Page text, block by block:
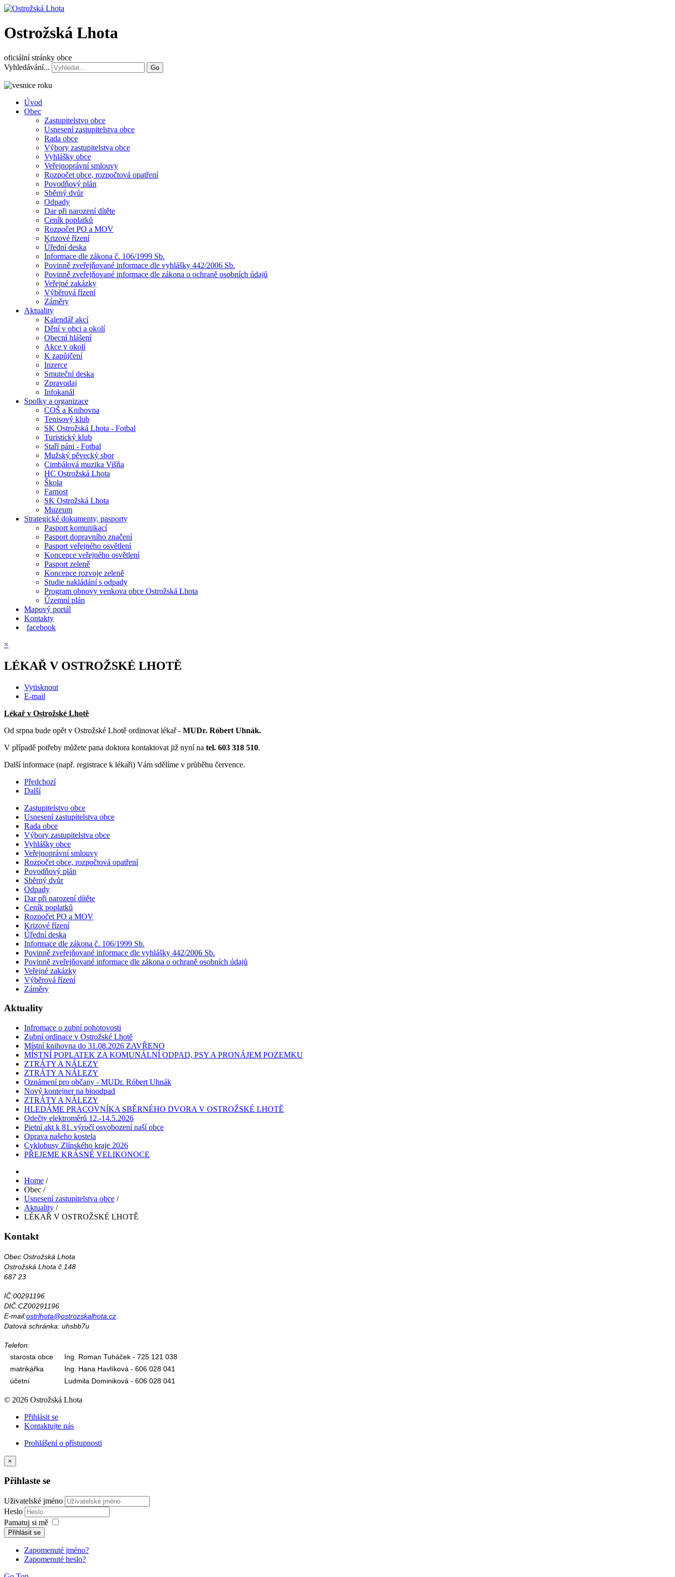
Ostrožská Lhota
oficiální stránky obce
Vyhledávání...
Go
Úvod
Obec
Zastupitelstvo obce
Usnesení zastupitelstva obce
Rada obce
Výbory zastupitelstva obce
Vyhlášky obce
Veřejnoprávní smlouvy
Rozpočet obce, rozpočtová opatření
Povodňový plán
Sběrný dvůr
Odpady
Dar při narození dítěte
Ceník poplatků
Rozpočet PO a MOV
Krizové řízení
Úřední deska
Informace dle zákona č. 106/1999 Sb.
Povinně zveřejňované informace dle vyhlášky 442/2006 Sb.
Povinně zveřejňované informace dle zákona o ochraně osobních údajů
Veřejné zakázky
Výběrová řízení
Záměry
Aktuality
Kalendář akcí
Dění v obci a okolí
Obecní hlášení
Akce v okolí
K zapůjčení
Inzerce
Smuteční deska
Zpravodaj
Infokanál
Spolky a organizace
COŠ a Knihovna
Tenisový klub
SK Ostrožská Lhota - Fotbal
Turistický klub
Staří páni - Fotbal
Mužský pěvecký sbor
Cimbálová muzika Višňa
HC Ostrožská Lhota
Škola
Farnost
SK Ostrožská Lhota
Muzeum
Strategické dokumenty, pasporty
Pasport komunikací
Pasport dopravního značení
Pasport veřejného osvětlení
Koncepce veřejného osvětlení
Pasport zeleně
Koncepce rozvoje zeleně
Studie nakládání s odpady
Program obnovy venkova obce Ostrožská Lhota
Územní plán
Mapový portál
Kontakty
facebook
×
LÉKAŘ V OSTROŽSKÉ LHOTĚ
Vytisknout
E-mail
Lékař v Ostrožské Lhotě
Od srpna bude opět v Ostrožské Lhotě ordinovat lékař - MUDr. Róbert Uhnák.
V případě potřeby můžete pana doktora kontaktovat již nyní na tel. 603 318 510.
Další informace (např. registrace k lékaři) Vám sdělíme v průběhu července.
Předchozí
Další
Zastupitelstvo obce
Usnesení zastupitelstva obce
Rada obce
Výbory zastupitelstva obce
Vyhlášky obce
Veřejnoprávní smlouvy
Rozpočet obce, rozpočtová opatření
Povodňový plán
Sběrný dvůr
Odpady
Dar při narození dítěte
Ceník poplatků
Rozpočet PO a MOV
Krizové řízení
Úřední deska
Informace dle zákona č. 106/1999 Sb.
Povinně zveřejňované informace dle vyhlášky 442/2006 Sb.
Povinně zveřejňované informace dle zákona o ochraně osobních údajů
Veřejné zakázky
Výběrová řízení
Záměry
Aktuality
Infromace o zubní pohotovosti
Zubní ordinace v Ostrožské Lhotě
Místní knihovna do 31.08.2026 ZAVŘENO
MÍSTNÍ POPLATEK ZA KOMUNÁLNÍ ODPAD, PSY A PRONÁJEM POZEMKU
ZTRÁTY A NÁLEZY
ZTRÁTY A NÁLEZY
Oznámení pro občany - MUDr. Róbert Uhnák
Nový kontejner na bioodpad
ZTRÁTY A NÁLEZY
HLEDÁME PRACOVNÍKA SBĚRNÉHO DVORA V OSTROŽSKÉ LHOTĚ
Odečty elektroměrů 12.-14.5.2026
Pietní akt k 81. výročí osvobození naší obce
Oprava našeho kostela
Cyklobusy Zlínského kraje 2026
PŘEJEME KRÁSNÉ VELIKONOCE
Home /
Obec /
Usnesení zastupitelstva obce /
Aktuality /
LÉKAŘ V OSTROŽSKÉ LHOTĚ
Kontakt
Obec Ostrožská Lhota
Ostrožská Lhota č.148
687 23
IČ:00291196
DIČ:CZ00291196
E-mail:ostrlhota@ostrozskalhota.cz
Datová schránka: uhsbb7u
Telefon:
starosta obce
Ing. Roman Tuháček - 725 121 038
matrikářka
Ing. Hana Havlíková - 606 028 041
účetní
Ludmila Dominiková - 606 028 041
© 2026 Ostrožská Lhota
Přihlásit se
Kontaktujte nás
Prohlášení o přístupnosti
×
Přihlaste se
Uživatelské jméno
Heslo
Pamatuj si mě
Přihlásit se
Zapomenuté jméno?
Zapomenuté heslo?